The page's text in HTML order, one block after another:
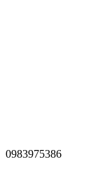
0983975386